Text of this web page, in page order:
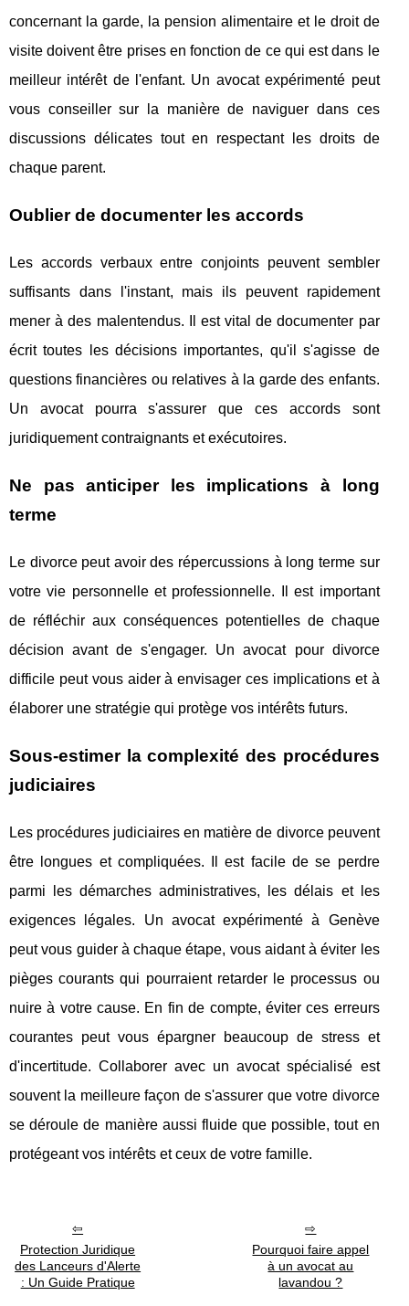
concernant la garde, la pension alimentaire et le droit de
visite doivent être prises en fonction de ce qui est dans le
meilleur intérêt de l'enfant. Un avocat expérimenté peut
vous conseiller sur la manière de naviguer dans ces
discussions délicates tout en respectant les droits de
chaque parent.
Oublier de documenter les accords
Les accords verbaux entre conjoints peuvent sembler
suffisants dans l'instant, mais ils peuvent rapidement
mener à des malentendus. Il est vital de documenter par
écrit toutes les décisions importantes, qu'il s'agisse de
questions financières ou relatives à la garde des enfants.
Un avocat pourra s'assurer que ces accords sont
juridiquement contraignants et exécutoires.
Ne pas anticiper les implications à long
terme
Le divorce peut avoir des répercussions à long terme sur
votre vie personnelle et professionnelle. Il est important
de réfléchir aux conséquences potentielles de chaque
décision avant de s'engager. Un avocat pour divorce
difficile peut vous aider à envisager ces implications et à
élaborer une stratégie qui protège vos intérêts futurs.
Sous-estimer la complexité des procédures
judiciaires
Les procédures judiciaires en matière de divorce peuvent
être longues et compliquées. Il est facile de se perdre
parmi les démarches administratives, les délais et les
exigences légales. Un avocat expérimenté à Genève
peut vous guider à chaque étape, vous aidant à éviter les
pièges courants qui pourraient retarder le processus ou
nuire à votre cause. En fin de compte, éviter ces erreurs
courantes peut vous épargner beaucoup de stress et
d'incertitude. Collaborer avec un avocat spécialisé est
souvent la meilleure façon de s'assurer que votre divorce
se déroule de manière aussi fluide que possible, tout en
protégeant vos intérêts et ceux de votre famille.
Protection Juridique
des Lanceurs d'Alerte
: Un Guide Pratique
Pourquoi faire appel
à un avocat au
lavandou ?